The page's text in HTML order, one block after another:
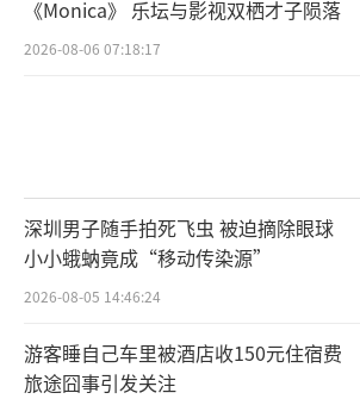
《Monica》 乐坛与影视双栖才子陨落
2026-08-06 07:18:17
深圳男子随手拍死飞虫 被迫摘除眼球
小小蛾蚋竟成“移动传染源”
2026-08-05 14:46:24
游客睡自己车里被酒店收150元住宿费
旅途囧事引发关注